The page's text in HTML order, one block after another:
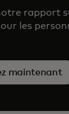
rapport
les
maintenant